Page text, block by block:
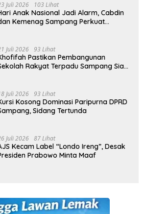
Juli 2026 103 Lihat
Anak Nasional Jadi Alarm, Cabdin
Kemenag Sampang Perkuat
Juli 2026 93 Lihat
Pastikan Pembangunan
Rakyat Terpadu Sampang Siap
Juli 2026 93 Lihat
Kosong Dominasi Paripurna DPRD
Sidang Tertunda
Juli 2026 87 Lihat
Kecam Label “Londo Ireng”, Desak
Prabowo Minta Maaf